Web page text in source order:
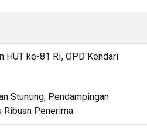
HUT ke-81 RI, OPD Kendari
Stunting, Pendampingan
Ribuan Penerima